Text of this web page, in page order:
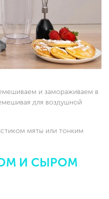
и замораживаем в
для воздушной
мяты или тонким
И СЫРОМ